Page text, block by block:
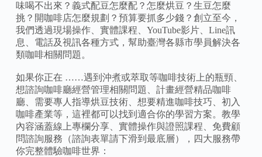
味喝不出來？義式配豆怎麼配？怎麼烘豆？生豆怎麼
挑？開咖啡店怎麼規劃？預算要抓多少錢？創立至今，
我們透過現場操作、實體課程、YouTube影片、Line訊
息、電話及視訊各種方式，幫助臺灣各縣市學員解決各
類咖啡相關問題。
如果你正在 ……遇到沖煮或萃取等咖啡技術上的瓶頸、
想諮詢咖啡廳經營管理相關問題、計畫經營精品咖啡
廳、需要專人指導烘豆技術、想要精進咖啡技巧、初入
咖啡產業等，這裡都可以找到適合你的學習方案。教學
內容涵蓋線上專欄分享、實體操作與證照課程、免費顧
問諮詢服務（諮詢表單請下滑到最底層），四大服務帶
你完整體驗咖啡世界：